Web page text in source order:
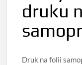
druku
Druk na folii